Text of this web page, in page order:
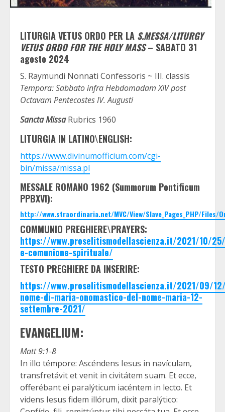
LITURGIAVETUS ORDO PER LA S.MESSA/LITURGY
VETUS ORDO FOR THE HOLY MASS– SABATO 31
agosto 2024
S. Raymundi Nonnati Confessoris ~ III. classis
Tempora: Sabbato infra Hebdomadam XIV post
Octavam Pentecostes IV. Augusti
Sancta MissaRubrics 1960
LITURGIA IN LATINO\ENGLISH:
https://www.divinumofficium.com/cgi-
bin/missa/missa.pl
MESSALE ROMANO 1962 (Summorum Pontificum
PPBXVI):
http://www.straordinaria.net/MVC/View/Slave_Pages_PHP/Files/
COMMUNIO PREGHIERE\PRAYERS:
https://www.proselitismodellascienza.it/2021/10/
e-comunione-spirituale/
TESTO PREGHIERE DA INSERIRE:
https://www.proselitismodellascienza.it/2021/09/
nome-di-maria-onomastico-del-nome-maria-12-
settembre-2021/
EVANGELIUM:
Matt 9:1-8
In illo témpore: Ascéndens Iesus in navículam,
transfretávit et venit in civitátem suam. Et ecce,
offerébant ei paralýticum iacéntem in lecto. Et
videns Iesus fidem illórum, dixit paralýtico: